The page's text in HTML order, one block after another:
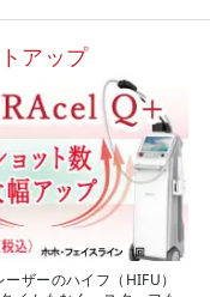
アップ
ザーのハイフ（HIFU）